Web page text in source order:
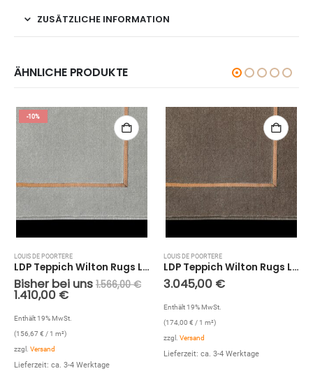
ZUSÄTZLICHE INFORMATION
ÄHNLICHE PRODUKTE
-10%
LOUIS DE POORTERE
LDP Teppich Wilton Rugs Leather Richelien Velours (1000; 300 x 300 cm)
Bisher bei uns 1.566,00€
1.410,00 €
Enthält 19% MwSt.
(156,67 € / 1 m²)
zzgl. Versand
Lieferzeit: ca. 3-4 Werktage
LOUIS DE POORTERE
LDP Teppich Wilton Rugs Leather Richelien Velours (1001; 350 x 500 cm)
3.045,00 €
Enthält 19% MwSt.
(174,00 € / 1 m²)
zzgl. Versand
Lieferzeit: ca. 3-4 Werktage